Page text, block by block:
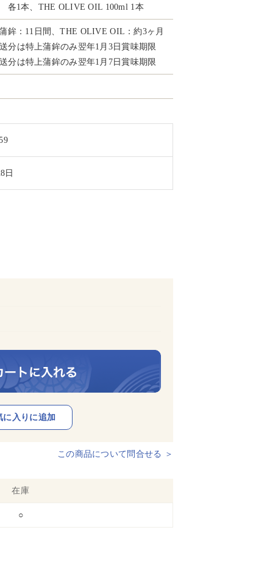
1本、THE OLIVE OIL 100ml 1本
鉾：11日間、THE OLIVE OIL：約3ヶ月
分は特上蒲鉾のみ翌年1月3日賞味期限
分は特上蒲鉾のみ翌年1月7日賞味期限
日
この商品について問合せる ＞
在庫
○